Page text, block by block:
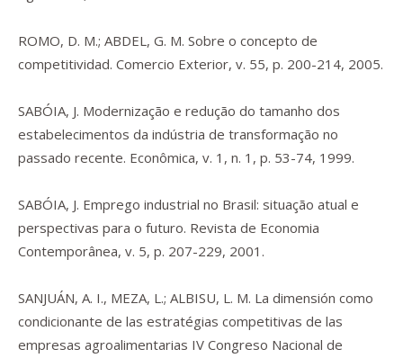
ROMO, D. M.; ABDEL, G. M. Sobre o concepto de
competitividad. Comercio Exterior, v. 55, p. 200-214, 2005.
SABÓIA, J. Modernização e redução do tamanho dos
estabelecimentos da indústria de transformação no
passado recente. Econômica, v. 1, n. 1, p. 53-74, 1999.
SABÓIA, J. Emprego industrial no Brasil: situação atual e
perspectivas para o futuro. Revista de Economia
Contemporânea, v. 5, p. 207-229, 2001.
SANJUÁN, A. I., MEZA, L.; ALBISU, L. M. La dimensión como
condicionante de las estratégias competitivas de las
empresas agroalimentarias IV Congreso Nacional de